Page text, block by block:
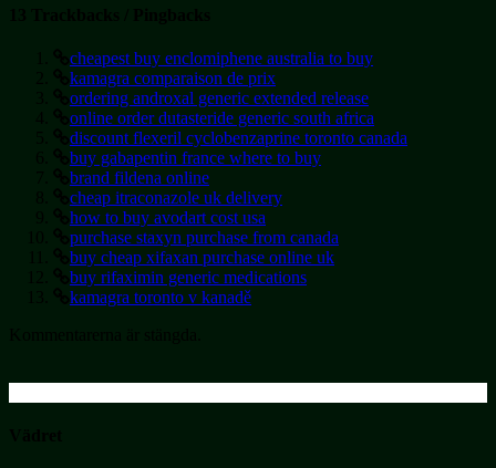
cheapest buy enclomiphene australia to buy
kamagra comparaison de prix
ordering androxal generic extended release
online order dutasteride generic south africa
discount flexeril cyclobenzaprine toronto canada
buy gabapentin france where to buy
brand fildena online
cheap itraconazole uk delivery
how to buy avodart cost usa
purchase staxyn purchase from canada
buy cheap xifaxan purchase online uk
buy rifaximin generic medications
kamagra toronto v kanadě